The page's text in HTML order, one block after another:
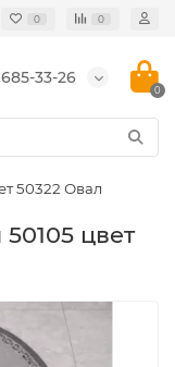
0 0
33-26
0
50322 Овал
цвет